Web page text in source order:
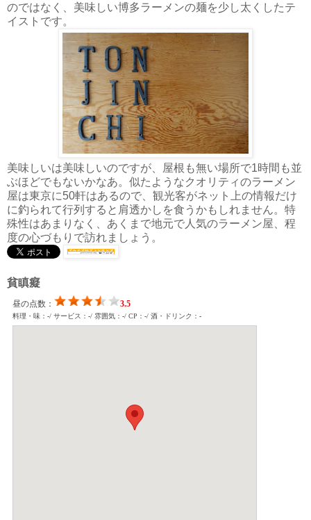
のではなく、美味しい博多ラーメンの麺を少し太くしたテ
イストです。
美味しいは美味しいのですが、屋根も無い場所で1時間も並
ぶほどでもないかなあ。似たようなクオリティのラーメン
屋は東京に50軒はあるので、観光客がネット上の情報だけ
に釣られて行列すると肩透かしを食うかもしれません。特
殊性はあまりなく、あくまで地元で人気のラーメン屋、程
度の心づもりで訪れましょう。
貧瞋癡